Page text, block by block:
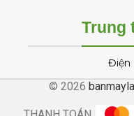
Trung
Điện
© 2026